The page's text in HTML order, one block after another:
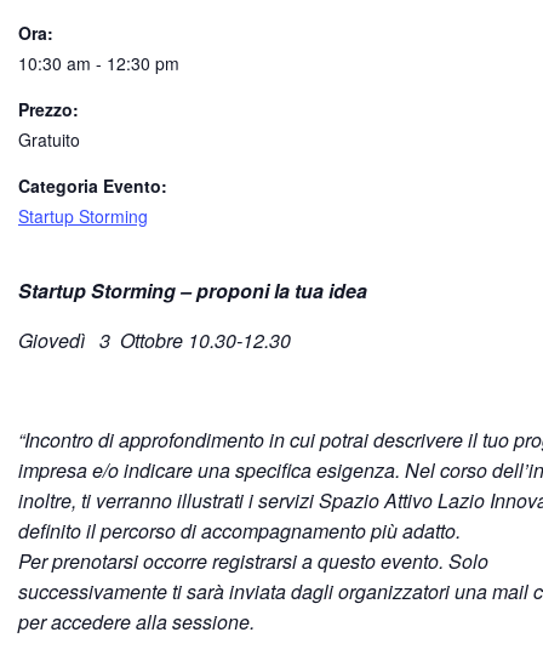
Ora:
10:30 am - 12:30 pm
Prezzo:
Gratuito
Categoria Evento:
Startup Storming
Startup Storming – proponi la tua idea
Giovedì 3 Ottobre 10.30-12.30
“Incontro di approfondimento in cui potrai descrivere il tuo
impresa e/o indicare una specifica esigenza. Nel corso
inoltre, ti verranno illustrati i servizi Spazio Attivo Lazio
definito il percorso di accompagnamento più adatto.
Per prenotarsi occorre registrarsi a questo evento. Solo
successivamente ti sarà inviata dagli organizzatori una mail
per accedere alla sessione.